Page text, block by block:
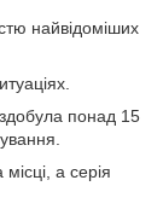
найвідоміших
понад 15
а серія